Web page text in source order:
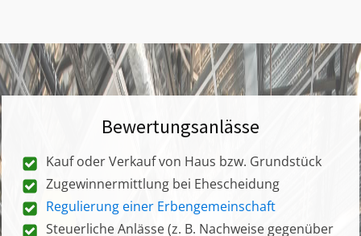
Bewertungsanlässe
Kauf oder Verkauf von Haus bzw. Grundstück
Zugewinnermittlung bei Ehescheidung
Regulierung einer Erbengemeinschaft
Steuerliche Anlässe (z. B. Nachweise gegenüber